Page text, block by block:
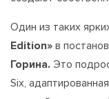
Один из таких
Edition» в
Горина. Это
Six,